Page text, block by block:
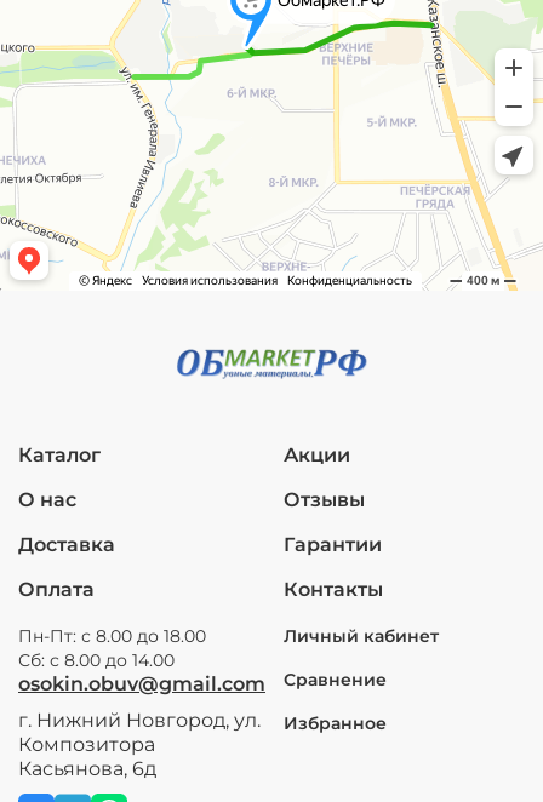
Каталог
О нас
Доставка
Оплата
Акции
Отзывы
Гарантии
Контакты
Пн-Пт: с 8.00 до 18.00
Сб: с 8.00 до 14.00
osokin.obuv@gmail.com
г. Нижний Новгород, ул.
Композитора
Касьянова, 6д
Личный кабинет
Сравнение
Избранное